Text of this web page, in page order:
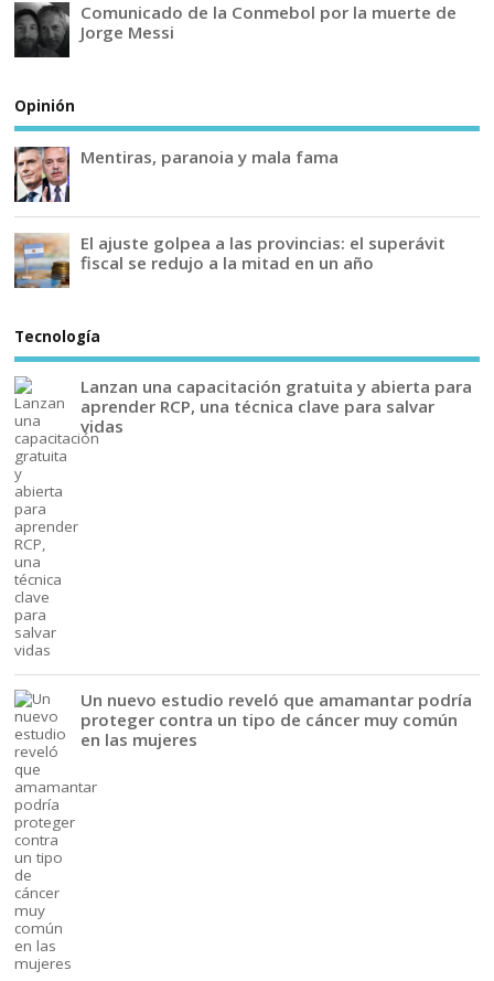
Comunicado de la Conmebol por la muerte de
Jorge Messi
Opinión
Mentiras, paranoia y mala fama
El ajuste golpea a las provincias: el superávit
fiscal se redujo a la mitad en un año
Tecnología
Lanzan una capacitación gratuita y abierta para
aprender RCP, una técnica clave para salvar
vidas
Un nuevo estudio reveló que amamantar podría
proteger contra un tipo de cáncer muy común
en las mujeres